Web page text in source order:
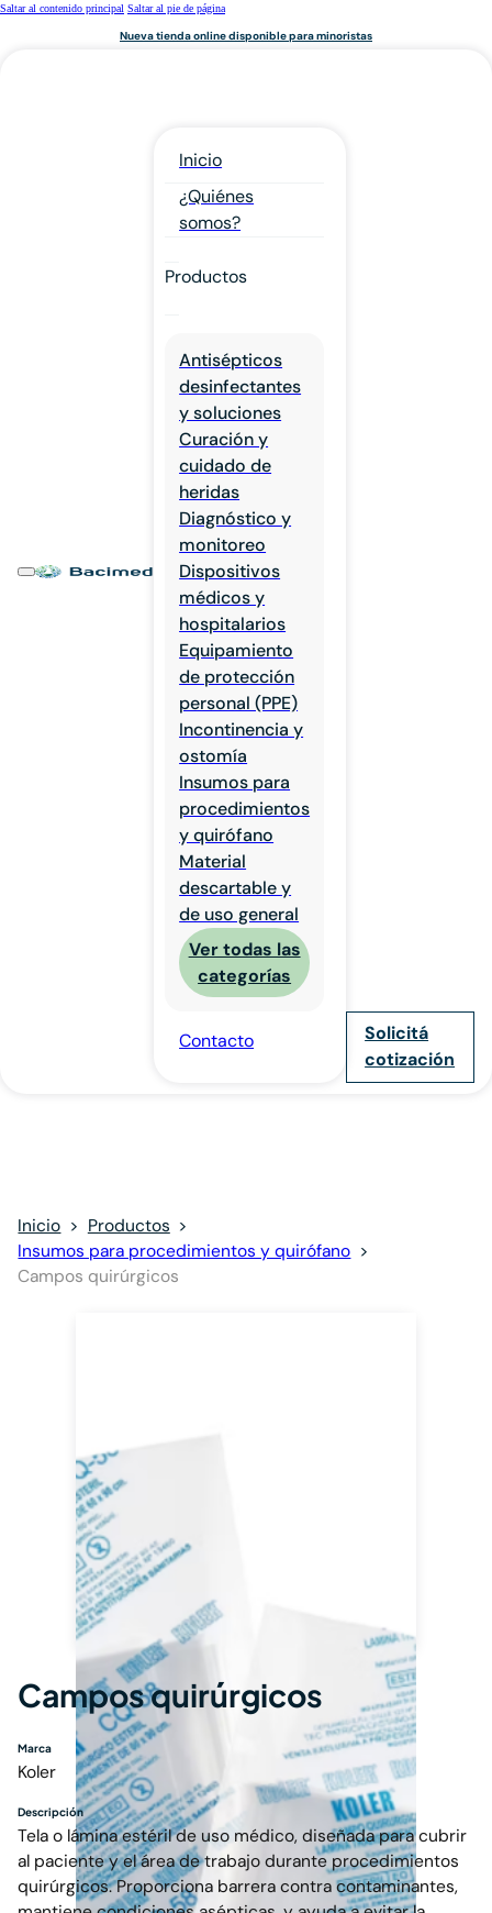
Saltar al contenido principal Saltar al pie de página
Nueva tienda online disponible para minoristas
Inicio
¿Quiénes
somos?
Productos
Antisépticos
desinfectantes
y soluciones
Curación y
cuidado de
heridas
Diagnóstico y
monitoreo
Dispositivos
médicos y
hospitalarios
Equipamiento
de protección
personal (PPE)
Incontinencia y
ostomía
Insumos para
procedimientos
y quirófano
Material
descartable y
de uso general
Ver todas las
categorías
Contacto
Solicitá
cotización
Inicio
Productos
Insumos para procedimientos y quirófano
Campos quirúrgicos
Campos quirúrgicos
Marca
Koler
Descripción
Tela o lámina estéril de uso médico, diseñada para cubrir
al paciente y el área de trabajo durante procedimientos
quirúrgicos. Proporciona barrera contra contaminantes,